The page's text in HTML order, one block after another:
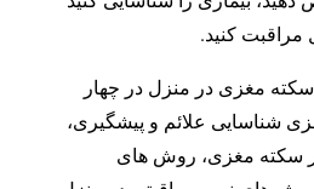
مراقبت کنید.
سکته مغزی در منزل در چهار
شناسایی علائم و پیشگیری،
سکته مغزی، روش های